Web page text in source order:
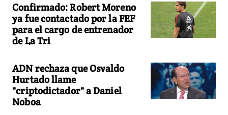
Confirmado: Robert Moreno
ya fue contactado por la FEF
para el cargo de entrenador
de La Tri
ADN rechaza que Osvaldo
Hurtado llame
"criptodictador" a Daniel
Noboa